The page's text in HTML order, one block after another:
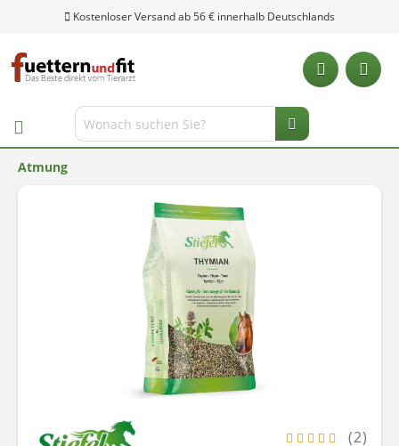
Kostenloser Versand ab 56 € innerhalb Deutschlands
Atmung
(2)